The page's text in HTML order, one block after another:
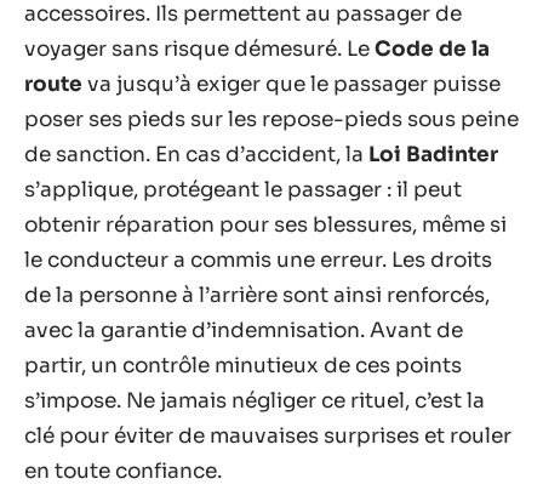
accessoires. Ils permettent au passager de
voyager sans risque démesuré. LeCode de la
route va jusqu’à exiger que le passager puisse
poser ses pieds sur les repose-pieds sous peine
de sanction. En cas d’accident, la Loi Badinter
s’applique, protégeant le passager : il peut
obtenir réparation pour ses blessures, même si
le conducteur a commis une erreur. Les droits
de la personne à l’arrière sont ainsi renforcés,
avec la garantie d’indemnisation. Avant de
partir, un contrôle minutieux de ces points
s’impose. Ne jamais négliger ce rituel, c’est la
clé pour éviter de mauvaises surprises et rouler
en toute confiance.